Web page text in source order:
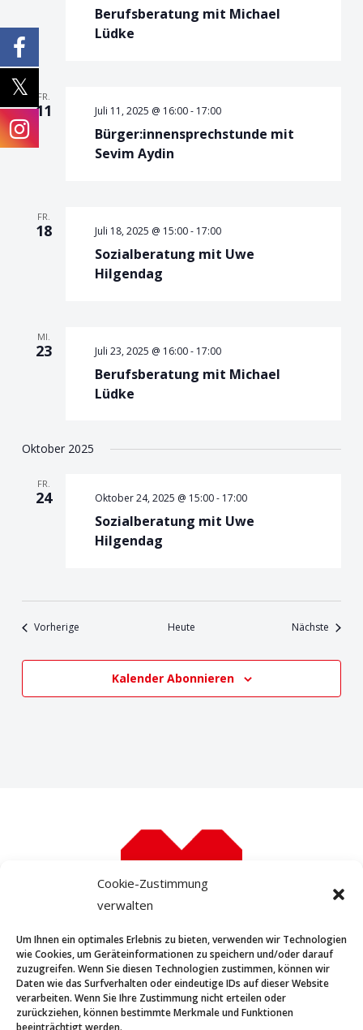
Cookie-Zustimmung
verwalten
Um Ihnen ein optimales Erlebnis zu bieten, verwenden wir Technologien
wie Cookies, um Geräteinformationen zu speichern und/oder darauf
zuzugreifen. Wenn Sie diesen Technologien zustimmen, können wir
Daten wie das Surfverhalten oder eindeutige IDs auf dieser Website
verarbeiten. Wenn Sie Ihre Zustimmung nicht erteilen oder
zurückziehen, können bestimmte Merkmale und Funktionen
beeinträchtigt werden.
Berufsberatung mit Michael
Lüdke
FR.
11 Juli 11, 2025 @ 16:00- 17:00
Bürger:innensprechstunde mit
Sevim Aydin
FR.
18 Juli 18, 2025 @ 15:00- 17:00
Sozialberatung mit Uwe
Hilgendag
MI.
23 Juli 23, 2025 @ 16:00- 17:00
Berufsberatung mit Michael
Lüdke
Oktober 2025
FR.
24 Oktober 24, 2025 @ 15:00- 17:00
Sozialberatung mit Uwe
Hilgendag
Vorherige Heute Nächste
Kalender Abonnieren
STARTSEITE
KONTAKT
IMPRESSUM